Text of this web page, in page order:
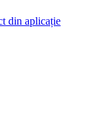
din aplicație